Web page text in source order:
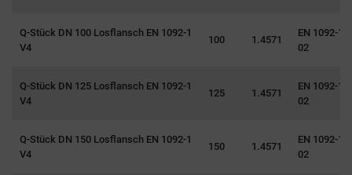
Q-Stück DN 100 Losflansch EN 1092-1
V4
100 1.4571
EN 1092-1
02
Q-Stück DN 125 Losflansch EN 1092-1
V4
125 1.4571
EN 1092-1
02
Q-Stück DN 150 Losflansch EN 1092-1
V4
150 1.4571
EN 1092-1
02